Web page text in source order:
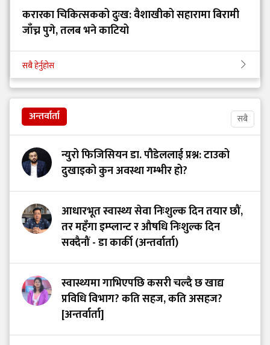
करारका चिकित्सकको दुःख: वैशाखीको सहारामा बिरामी
जाँच्न पुगे, तलब भने काटियो
सबै हेर्नुहोस
अन्तर्वार्ता सबै
न्युरो फिजिसियन डा. पौडेललाई प्रश्न: टाउको
दुखाइको कुन अवस्था गम्भीर हो?
आधारभूत स्वास्थ्य सेवा निःशुल्क दिन तयार छौं,
तर महँगा इम्प्लान्ट र औषधि निःशुल्क दिन
सक्दैनौं - डा कार्की (अन्तर्वार्ता)
स्वास्थ्यमा गाभिएपछि कसरी चल्दै छ खाद्य
प्रविधि विभाग? कति सहज, कति असहज?
[अन्तर्वार्ता]